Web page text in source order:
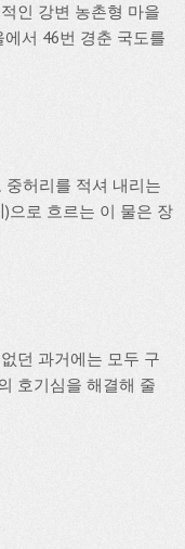
인 강변 농촌형 마을
서 46번 경춘 국도를
중허리를 적셔 내리는
으로 흐르는 이 물은 장
던 과거에는 모두 구
호기심을 해결해 줄